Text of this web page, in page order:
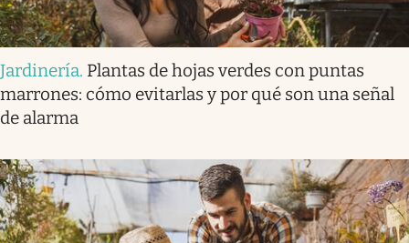
Jardinería. Plantas de hojas verdes con puntas
marrones: cómo evitarlas y por qué son una señal
de alarma